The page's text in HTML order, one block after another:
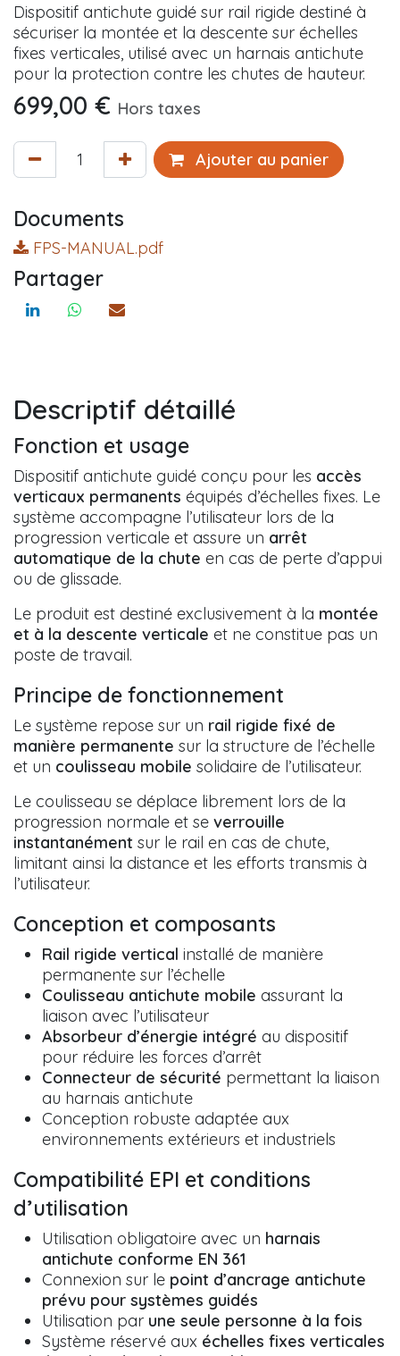
Dispositif antichute guidé sur rail rigide destiné à
sécuriser la montée et la descente sur échelles
fixes verticales, utilisé avec un harnais antichute
pour la protection contre les chutes de hauteur.
699,00 € Hors taxes
Ajouter au panier
Documents
FPS-MANUAL.pdf
Partager
Descriptif détaillé
Fonction et usage
Dispositif antichute guidé conçu pour les accès
verticaux permanents équipés d’échelles fixes. Le
système accompagne l’utilisateur lors de la
progression verticale et assure un arrêt
automatique de la chute en cas de perte d’appui
ou de glissade.
Le produit est destiné exclusivement à la montée
et à la descente verticale et ne constitue pas un
poste de travail.
Principe de fonctionnement
Le système repose sur un rail rigide fixé de
manière permanente sur la structure de l’échelle
et un coulisseau mobile solidaire de l’utilisateur.
Le coulisseau se déplace librement lors de la
progression normale et se verrouille
instantanément sur le rail en cas de chute,
limitant ainsi la distance et les efforts transmis à
l’utilisateur.
Conception et composants
Rail rigide vertical installé de manière
permanente sur l’échelle
Coulisseau antichute mobile assurant la
liaison avec l’utilisateur
Absorbeur d’énergie intégré au dispositif
pour réduire les forces d’arrêt
Connecteur de sécurité permettant la liaison
au harnais antichute
Conception robuste adaptée aux
environnements extérieurs et industriels
Compatibilité EPI et conditions
d’utilisation
Utilisation obligatoire avec un harnais
antichute conforme EN 361
Connexion sur le point d’ancrage antichute
prévu pour systèmes guidés
Utilisation par une seule personne à la fois
Système réservé aux échelles fixes verticales